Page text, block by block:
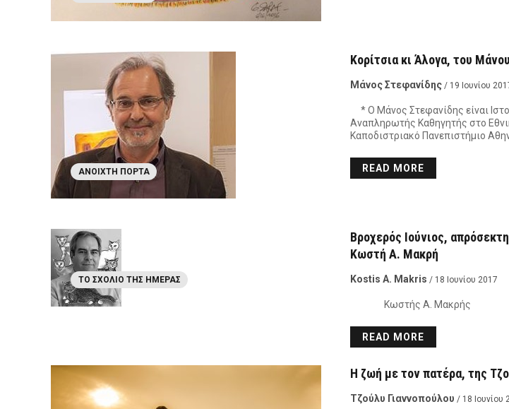
ΑΝΟΙΧΤΉ ΠΌΡΤΑ
Κορίτσια κι Άλογα, του
Μάνος Στεφανίδης / 19 Ιουνίου
* Ο Μάνος Στεφανίδης είναι
Αναπληρωτής Καθηγητής στο
Καποδιστριακό Πανεπιστήμιο
READ MORE
ΤΟ ΣΧΌΛΙΟ ΤΗΣ ΗΜΈΡΑΣ
Βροχερός Ιούνιος,
Κωστή Α. Μακρή
Kostis A. Makris / 18 Ιουνίου 2017
Κωστής Α. Μακρής Ο
READ MORE
Η ζωή με τον πατέρα, της
Τζούλυ Γιαννοπούλου / 18 Ιουνίου